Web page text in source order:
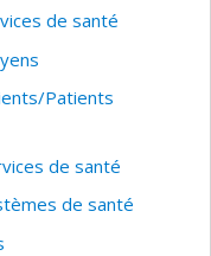
de santé
Patients
de santé
de santé